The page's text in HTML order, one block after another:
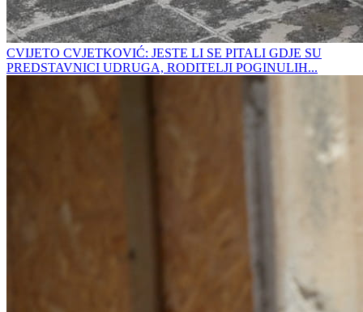
CVIJETO CVJETKOVIĆ: JESTE LI SE PITALI GDJE SU
PREDSTAVNICI UDRUGA, RODITELJI POGINULIH...